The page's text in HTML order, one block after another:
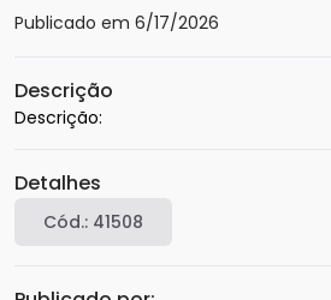
Publicado em 6/17/2026
Descrição
Descrição:
Detalhes
Cód.: 41508